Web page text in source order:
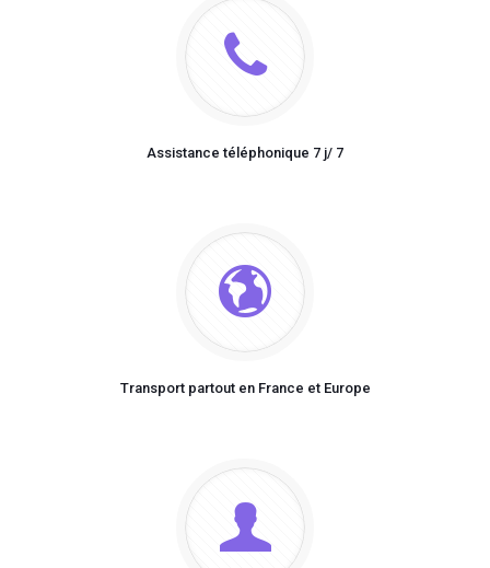
Assistance téléphonique 7 j/ 7
Transport partout en France et Europe